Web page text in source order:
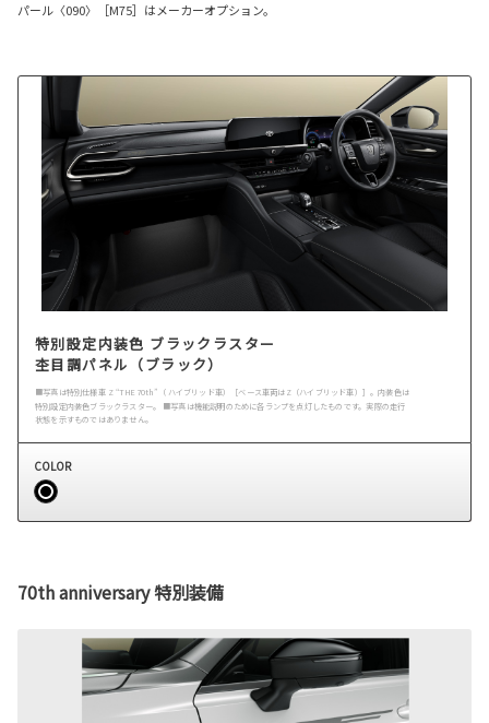
パール〈090〉［M75］はメーカーオプション。
特別設定内装色 ブラックラスター
杢目調パネル（ブラック）
■写真は特別仕様車 Z “THE 70th”（ ハイブリッド車）［ベース車両はZ（ハイブリッド車）］。内装色は
特別設定内装色ブラックラスター。 ■写真は機能説明のために各ランプを点灯したものです。実際の走行
状態を示すものではありません。
COLOR
70th anniversary 特別装備